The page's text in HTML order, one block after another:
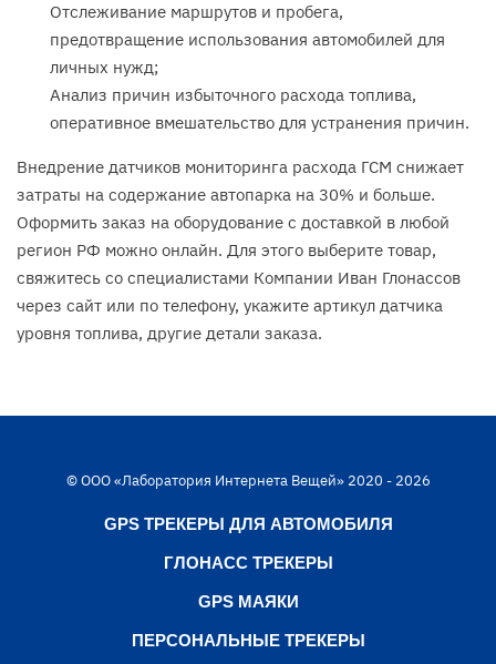
Отслеживание маршрутов и пробега,
предотвращение использования автомобилей для
личных нужд;
Анализ причин избыточного расхода топлива,
оперативное вмешательство для устранения причин.
Внедрение датчиков мониторинга расхода ГСМ снижает
затраты на содержание автопарка на 30% и больше.
Оформить заказ на оборудование с доставкой в любой
регион РФ можно онлайн. Для этого выберите товар,
свяжитесь со специалистами Компании Иван Глонассов
через сайт или по телефону, укажите артикул датчика
уровня топлива, другие детали заказа.
© ООО «Лаборатория Интернета Вещей» 2020 - 2026
GPS ТРЕКЕРЫ ДЛЯ АВТОМОБИЛЯ
ГЛОНАСС ТРЕКЕРЫ
GPS МАЯКИ
ПЕРСОНАЛЬНЫЕ ТРЕКЕРЫ